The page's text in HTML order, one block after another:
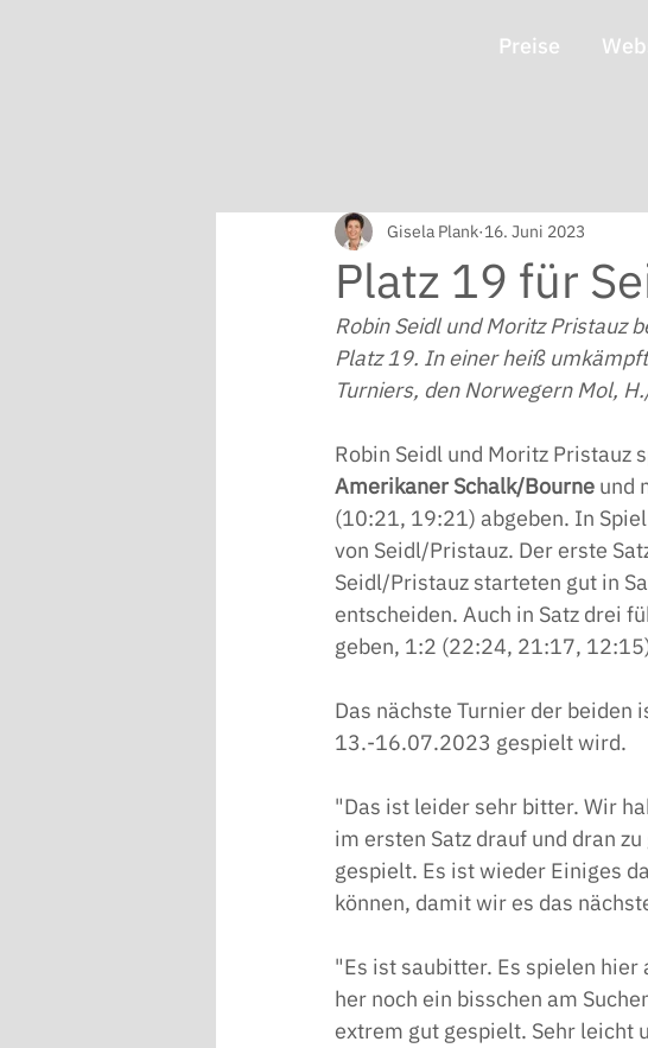
Preise
Platz 19 für
Gisela Plank 16. Juni 2023
Robin Seidl und Moritz Pristauz
Platz 19. In einer heiß
Turniers, den Norwegern Mol,
Robin Seidl und Moritz Pristauz
Amerikaner Schalk/Bourne und
(10:21, 19:21) abgeben. In
von Seidl/Pristauz. Der erste
Seidl/Pristauz starteten gut in
entscheiden. Auch in Satz drei
geben, 1:2 (22:24, 21:17,
Das nächste Turnier der beiden
13.-16.07.2023 gespielt wird.
"Das ist leider sehr bitter. Wir
im ersten Satz drauf und dran
gespielt. Es ist wieder Einiges
können, damit wir es das
"Es ist saubitter. Es spielen
her noch ein bisschen am
extrem gut gespielt. Sehr leicht